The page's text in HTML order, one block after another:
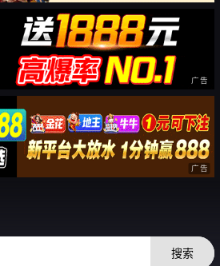
广告
广告
搜索